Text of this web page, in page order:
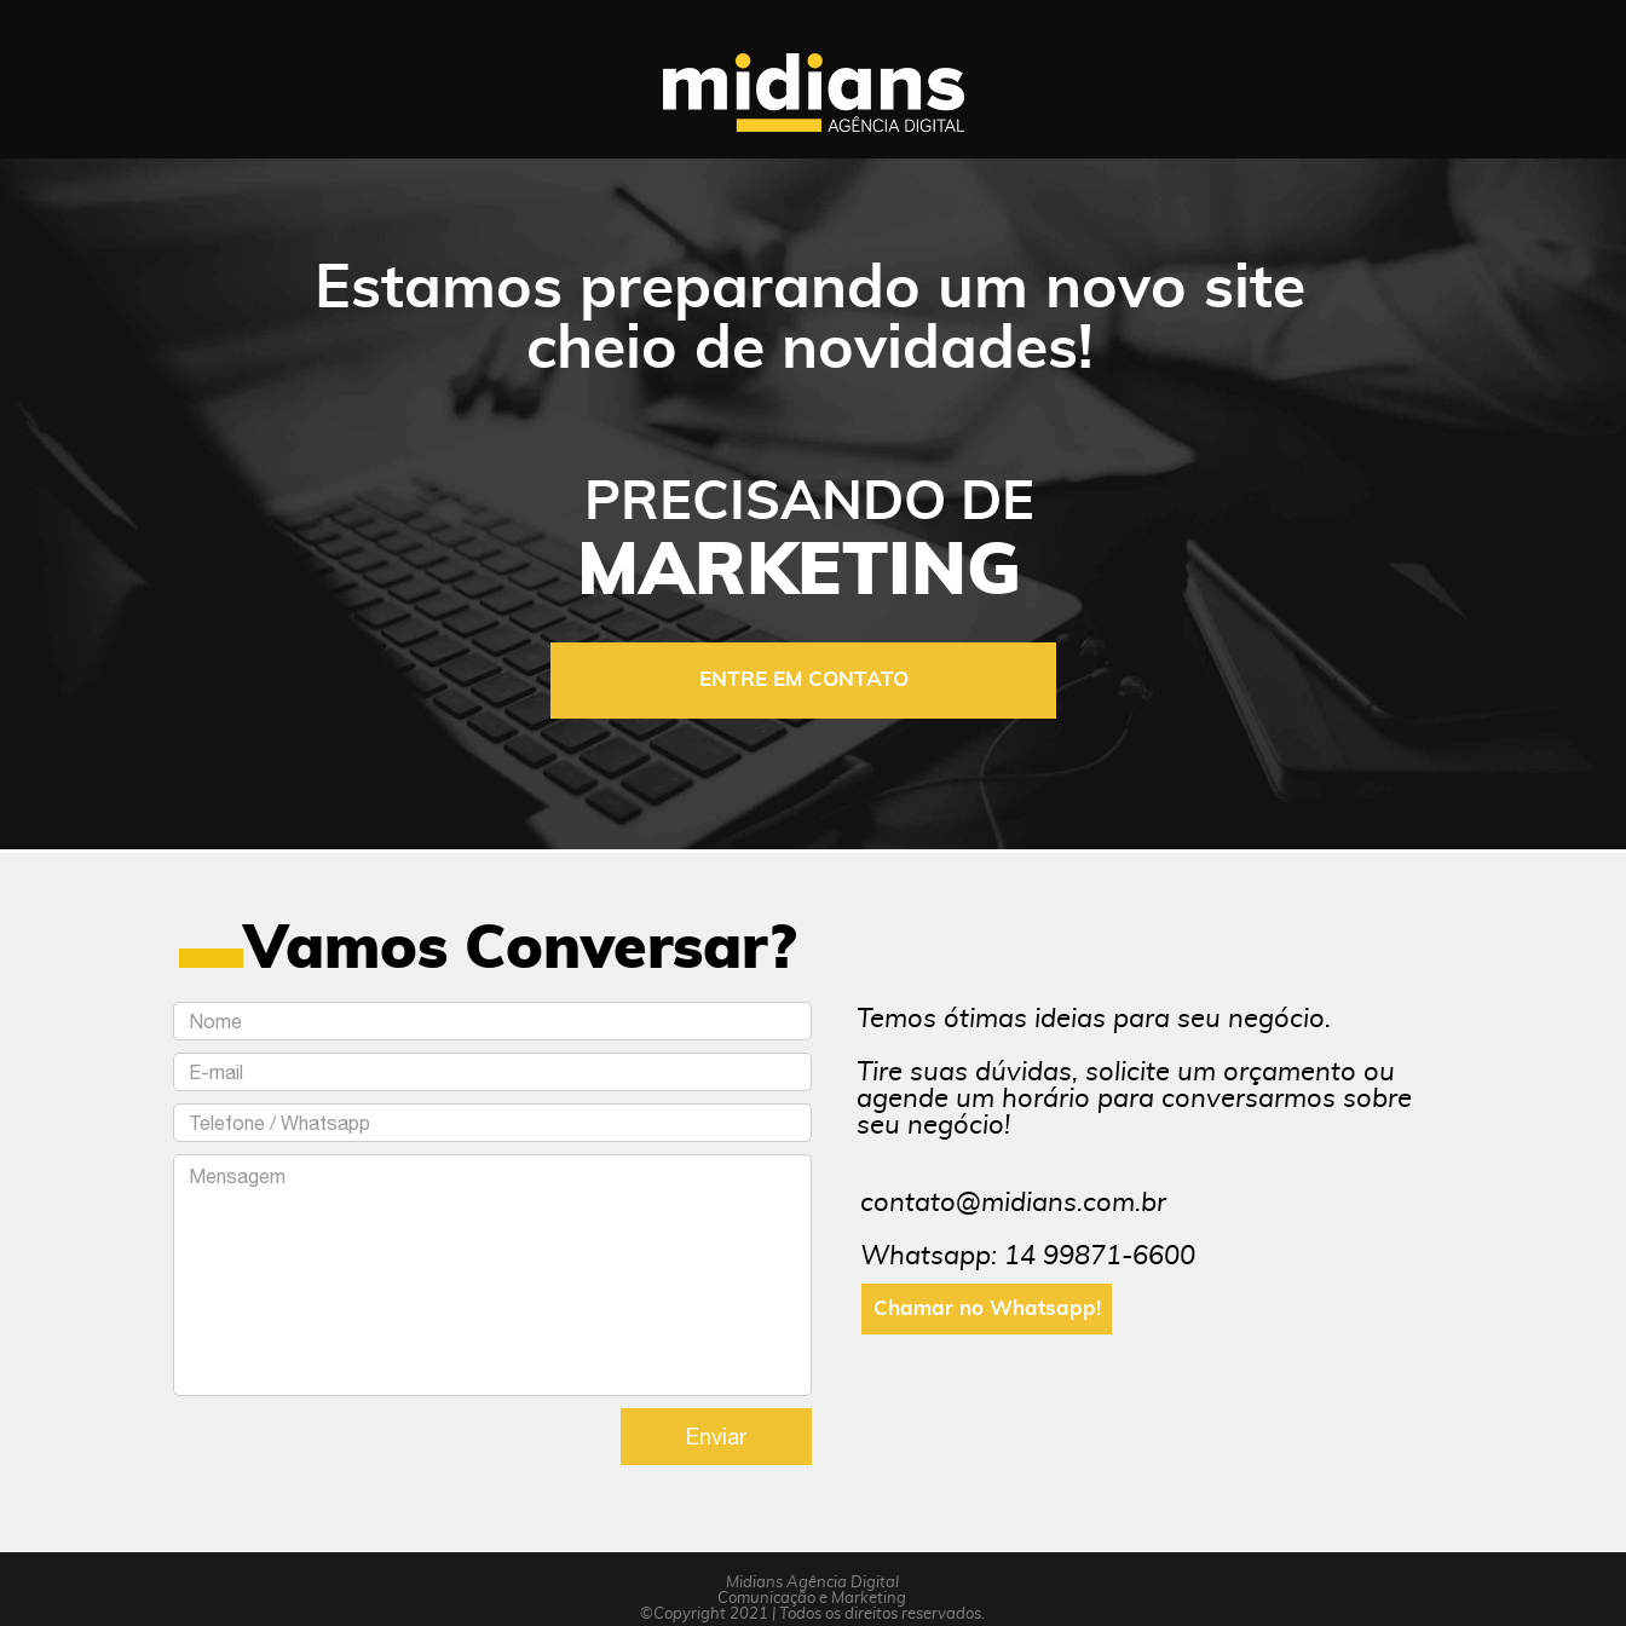
FName
Email
Text
Textarea
Enviar
▬Vamos Conversar?
Temos ótimas ideias para seu negócio.
Tire suas dúvidas, solicite um orçamento ou
agende um horário para conversarmos sobre
seu negócio!
contato@midians.com.br
Whatsapp: 14 99871-6600
Chamar no Whatsapp!
Estamos preparando um novo site
cheio de novidades!
ENTRE EM CONTATO
MARKETIN|
PRECISANDO DE
Midians Agência Digital
Comunicação e Marketing
©Copyright 2021 | Todos os direitos reservados.